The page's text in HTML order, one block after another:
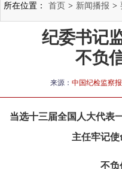
所在位置： 首页 > 新闻播报 >
纪委书记
不负
来源： 中国纪检监察报
当选十三届全国人大代表
主任牢记
不负